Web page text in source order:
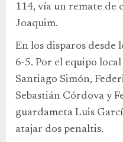
114, vía un remate de
Joaquim.
En los disparos desde
6-5. Por el equipo
Santiago Simón,
Sebastián Córdova y
guardameta Luis
atajar dos penaltis.